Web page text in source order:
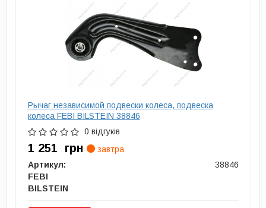
Рычаг независимой подвески колеса, подвеска
колеса FEBI BILSTEIN 38846
0 відгуків
1 251 грн
завтра
Артикул:
38846
FEBI
BILSTEIN